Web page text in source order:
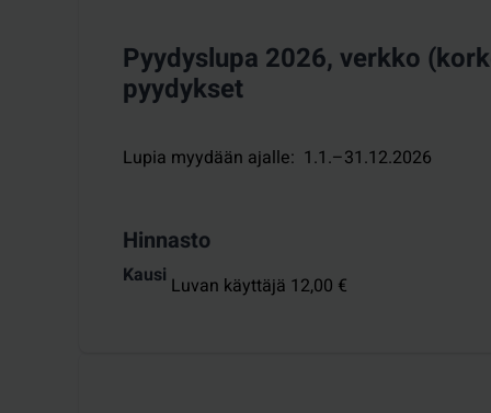
Pyydyslupa 2026, verkko
pyydykset
Lupia myydään ajalle: 1.1.–31.12.2026
Hinnasto
Kausi Luvan käyttäjä 12,00 €